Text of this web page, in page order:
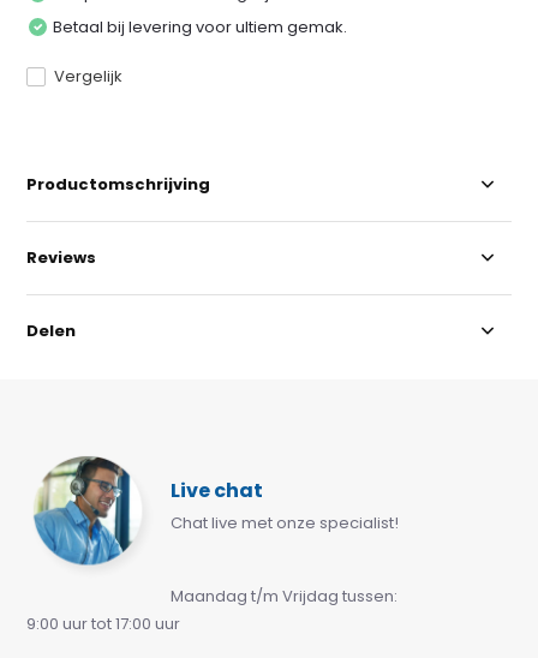
Betaal bij levering voor ultiem gemak.
Vergelijk
Productomschrijving
Reviews
Delen
Live chat
Chat live met onze specialist!
Maandag t/m Vrijdag tussen:
9:00 uur tot 17:00 uur